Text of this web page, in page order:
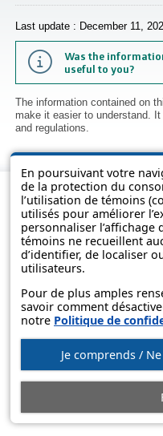
En poursuivant votre
de la protection du
l’utilisation de témoins
utilisés pour améliorer
personnaliser l’affichage
témoins ne recueillent
d’identifier, de localiser
utilisateurs.
Pour de plus amples
savoir comment
notre Politique de
Je comprends /
Last update : December 11,
Was the
useful to you?
The information contained on
make it easier to understand.
and regulations.
© Government